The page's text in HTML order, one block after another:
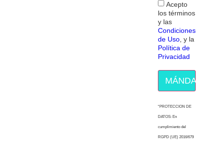
Acepto
los términos
y las
Condiciones
de Uso, y la
Política de
Privacidad
MÁNDAME
“PROTECCION DE
DATOS: En
cumplimiento del
RGPD (UE) 2016/679